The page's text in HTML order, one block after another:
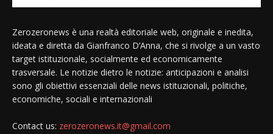
Zerozeronews è una realtà editoriale web, originale e inedita,
ideata e diretta da Gianfranco D’Anna, che si rivolge a un vasto
target istituzionale, socialmente ed economicamente
trasversale. Le notizie dietro le notizie: anticipazioni e analisi
sono gli obiettivi essenziali delle news istituzionali, politiche,
economiche, sociali e internazionali
Contact us: zerozeronews.it@gmail.com